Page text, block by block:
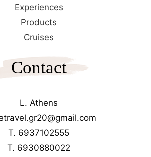
Experiences
Products
Cruises
Contact
L. Athens
T. 6937102555
T. 6930880022